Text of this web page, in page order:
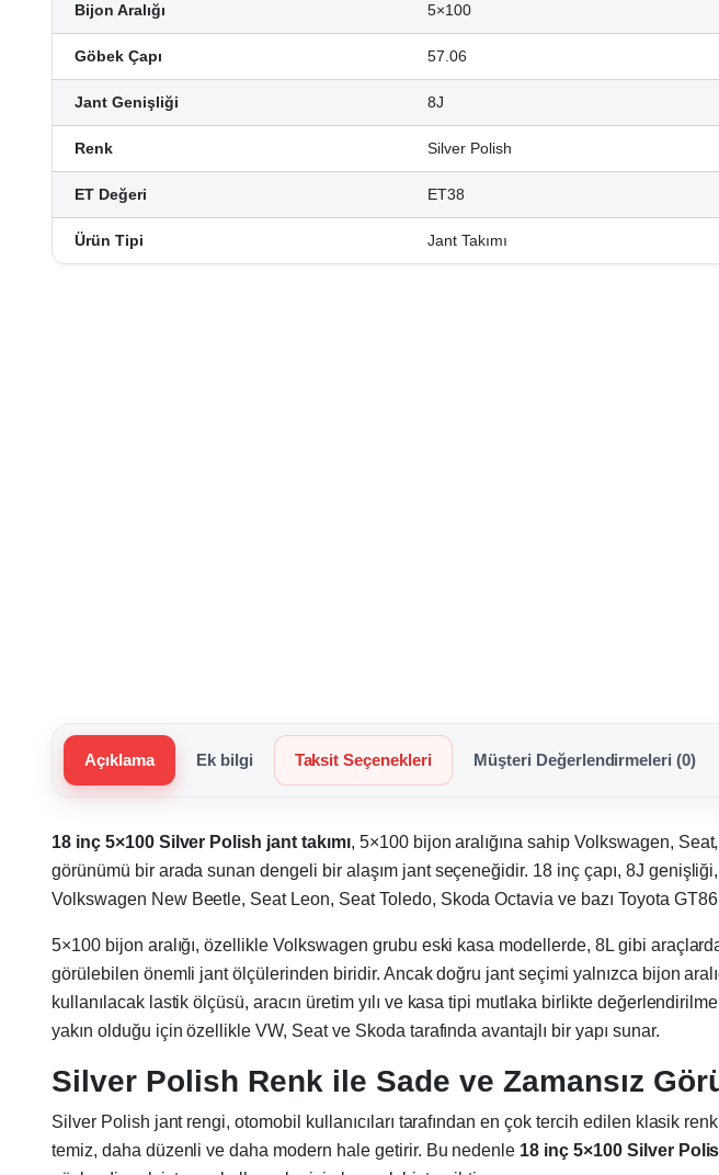
Bijon Aralığı 5×100
Göbek Çapı 57.06
Jant Genişliği 8J
Renk Silver Polish
ET Değeri ET38
Ürün Tipi Jant Takımı
Açıklama Ek bilgi Taksit Seçenekleri Müşteri Değerlendirmeleri (0)
18 inç 5×100 Silver Polish jant takımı, 5×100 bijon aralığına sahip Volkswagen,
görünümü bir arada sunan dengeli bir alaşım jant seçeneğidir. 18 inç çapı, 8J
Volkswagen New Beetle, Seat Leon, Seat Toledo, Skoda Octavia ve bazı Toyota
5×100 bijon aralığı, özellikle Volkswagen grubu eski kasa modellerde, 8L gibi
görülebilen önemli jant ölçülerinden biridir. Ancak doğru jant seçimi yalnızca bijon
kullanılacak lastik ölçüsü, aracın üretim yılı ve kasa tipi mutlaka birlikte
yakın olduğu için özellikle VW, Seat ve Skoda tarafında avantajlı bir yapı sunar.
Silver Polish Renk ile Sade ve Zamansız
Silver Polish jant rengi, otomobil kullanıcıları tarafından en çok tercih edilen klasik
temiz, daha düzenli ve daha modern hale getirir. Bu nedenle 18 inç 5×100 Silver